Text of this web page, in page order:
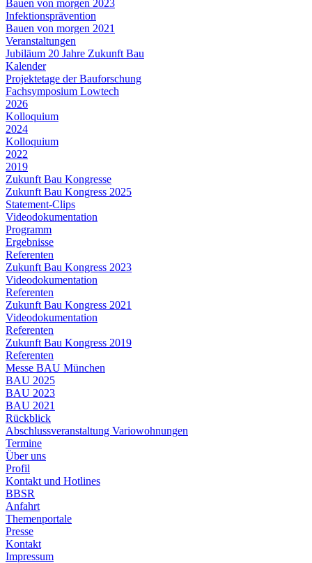
Bauen von morgen 2023
Infektionsprävention
Bauen von morgen 2021
Veranstaltungen
Jubiläum 20 Jahre Zukunft Bau
Kalender
Projektetage der Bauforschung
Fachsymposium Lowtech
2026
Kolloquium
2024
Kolloquium
2022
2019
Zukunft Bau Kongresse
Zukunft Bau Kongress 2025
Statement-Clips
Videodokumentation
Programm
Ergebnisse
Referenten
Zukunft Bau Kongress 2023
Videodokumentation
Referenten
Zukunft Bau Kongress 2021
Videodokumentation
Referenten
Zukunft Bau Kongress 2019
Referenten
Messe BAU München
BAU 2025
BAU 2023
BAU 2021
Rückblick
Abschlussveranstaltung Variowohnungen
Termine
Über uns
Profil
Kontakt und Hotlines
BBSR
Anfahrt
Themenportale
Presse
Kontakt
Impressum